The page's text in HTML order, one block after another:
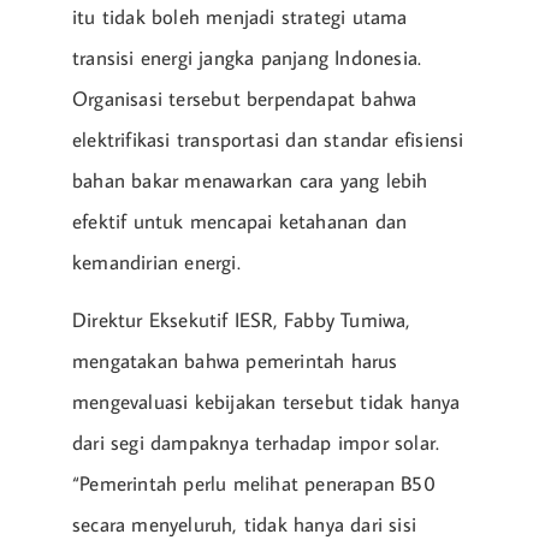
itu tidak boleh menjadi strategi utama
transisi energi jangka panjang Indonesia.
Organisasi tersebut berpendapat bahwa
elektrifikasi transportasi dan standar efisiensi
bahan bakar menawarkan cara yang lebih
efektif untuk mencapai ketahanan dan
kemandirian energi.
Direktur Eksekutif IESR, Fabby Tumiwa,
mengatakan bahwa pemerintah harus
mengevaluasi kebijakan tersebut tidak hanya
dari segi dampaknya terhadap impor solar.
“Pemerintah perlu melihat penerapan B50
secara menyeluruh, tidak hanya dari sisi